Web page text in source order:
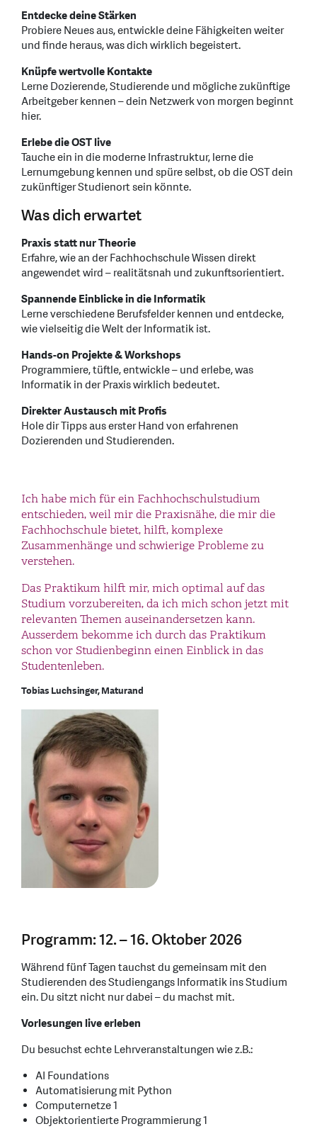
Entdecke deine Stärken
Probiere Neues aus, entwickle deine Fähigkeiten weiter
und finde heraus, was dich wirklich begeistert.
Knüpfe wertvolle Kontakte
Lerne Dozierende, Studierende und mögliche zukünftige
Arbeitgeber kennen – dein Netzwerk von morgen beginnt
hier.
Erlebe die OST live
Tauche ein in die moderne Infrastruktur, lerne die
Lernumgebung kennen und spüre selbst, ob die OST dein
zukünftiger Studienort sein könnte.
Was dich erwartet
Praxis statt nur Theorie
Erfahre, wie an der Fachhochschule Wissen direkt
angewendet wird – realitätsnah und zukunftsorientiert.
Spannende Einblicke in die Informatik
Lerne verschiedene Berufsfelder kennen und entdecke,
wie vielseitig die Welt der Informatik ist.
Hands-on Projekte & Workshops
Programmiere, tüftle, entwickle – und erlebe, was
Informatik in der Praxis wirklich bedeutet.
Direkter Austausch mit Profis
Hole dir Tipps aus erster Hand von erfahrenen
Dozierenden und Studierenden.
Ich habe mich für ein Fachhochschulstudium
entschieden, weil mir die Praxisnähe, die mir die
Fachhochschule bietet, hilft, komplexe
Zusammenhänge und schwierige Probleme zu
verstehen.
Das Praktikum hilft mir, mich optimal auf das
Studium vorzubereiten, da ich mich schon jetzt mit
relevanten Themen auseinandersetzen kann.
Ausserdem bekomme ich durch das Praktikum
schon vor Studienbeginn einen Einblick in das
Studentenleben.
Tobias Luchsinger, Maturand
Programm: 12. – 16. Oktober 2026
Während fünf Tagen tauchst du gemeinsam mit den
Studierenden des Studiengangs Informatik ins Studium
ein. Du sitzt nicht nur dabei – du machst mit.
Vorlesungen live erleben
Du besuchst echte Lehrveranstaltungen wie z.B.:
AI Foundations
Automatisierung mit Python
Computernetze 1
Objektorientierte Programmierung 1